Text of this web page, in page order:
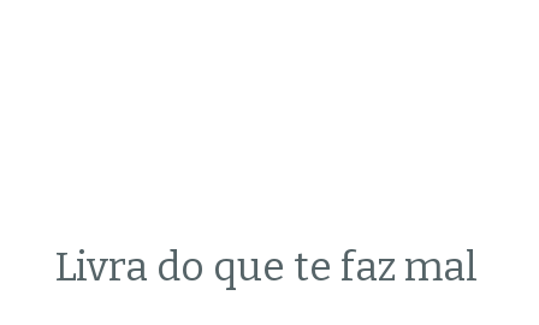
Livra do que te faz mal